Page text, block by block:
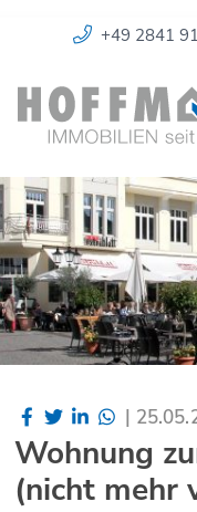
+49 2841
|
Wohnung
(nicht mehr